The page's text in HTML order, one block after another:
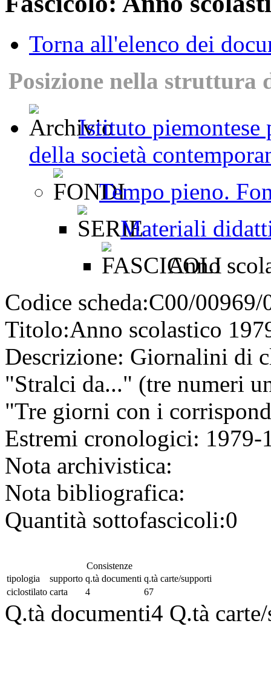
Torna all'elenco dei
Posizione nella struttura
Istituto piemontese
della società
Tempo pieno.
Materiali
Anno
Codice scheda:C00/00969/
Titolo:Anno scolastico
Descrizione: Giornalini di
"Stralci da..." (tre numeri
"Tre giorni con i
Estremi cronologici: 1979-
Nota archivistica:
Nota bibliografica:
Quantità sottofascicoli:0
Consistenze
tipologia
supporto q.tà documenti q.tà carte/supporti
ciclostilato carta 4 67
Q.tà documenti4 Q.tà